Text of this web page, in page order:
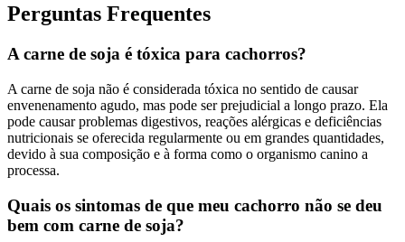
Perguntas Frequentes
A carne de soja é tóxica para cachorros?
A carne de soja não é considerada tóxica no sentido de causar
envenenamento agudo, mas pode ser prejudicial a longo prazo. Ela
pode causar problemas digestivos, reações alérgicas e deficiências
nutricionais se oferecida regularmente ou em grandes quantidades,
devido à sua composição e à forma como o organismo canino a
processa.
Quais os sintomas de que meu cachorro não se deu
bem com carne de soja?